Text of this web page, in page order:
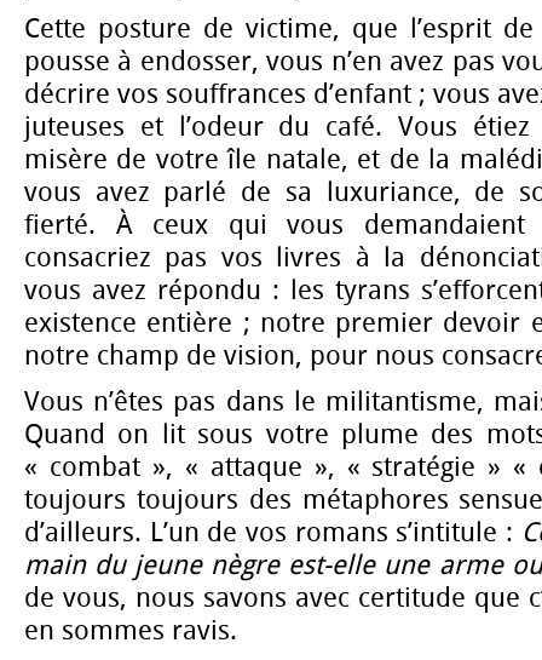
Cette posture de victime, que l’esprit
pousse à endosser, vous n’en avez pas
décrire vos souffrances d’enfant ; vous
juteuses et l’odeur du café. Vous
misère de votre île natale, et de la
vous avez parlé de sa luxuriance, de
fierté. À ceux qui vous
consacriez pas vos livres à la
vous avez répondu : les tyrans
existence entière ; notre premier devoir
notre champ de vision, pour nous
Vous n’êtes pas dans le militantisme,
Quand on lit sous votre plume des
« combat », « attaque », « stratégie » «
toujours toujours des métaphores
d’ailleurs. L’un de vos romans s’intitule :
main du jeune nègre est-elle une arme
de vous, nous savons avec certitude que
en sommes ravis.